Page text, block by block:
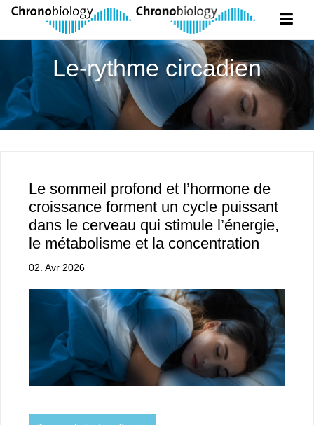
Le-rythme circadien
Le sommeil profond et l’hormone de
croissance forment un cycle puissant
dans le cerveau qui stimule l’énergie,
le métabolisme et la concentration
02. Avr 2026